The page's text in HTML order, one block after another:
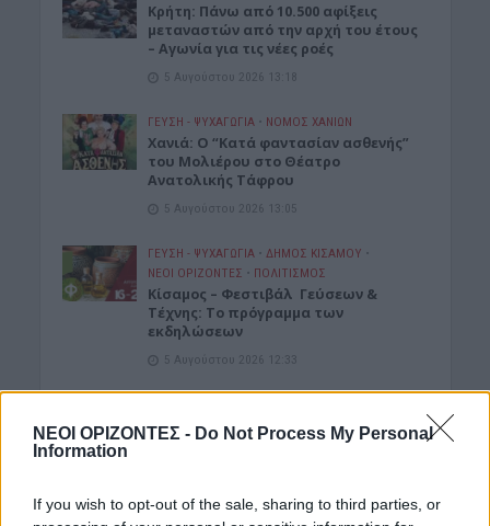
ΝΕΟΙ ΟΡΙΖΟΝΤΕΣ - Do Not Process My Personal
Information
If you wish to opt-out of the sale, sharing to third parties, or
Κρήτη: Πάνω από 10.500 αφίξεις
μεταναστών από την αρχή του έτους
– Αγωνία για τις νέες ροές
5 Αυγούστου 2026 13:18
ΓΕΎΣΗ - ΨΥΧΑΓΩΓΊΑ • ΝΟΜΌΣ ΧΑΝΊΩΝ
Χανιά: Ο “Κατά φαντασίαν ασθενής”
του Μολιέρου στο Θέατρο
Ανατολικής Τάφρου
5 Αυγούστου 2026 13:05
ΓΕΎΣΗ - ΨΥΧΑΓΩΓΊΑ • ΔΉΜΟΣ ΚΙΣΆΜΟΥ •
ΝΕΟΙ ΟΡΙΖΟΝΤΕΣ • ΠΟΛΙΤΙΣΜΟΣ
Κίσαμος – Φεστιβάλ Γεύσεων &
Τέχνης: Το πρόγραμμα των
εκδηλώσεων
5 Αυγούστου 2026 12:33
Κίσαμος: Παραδοσιακό πανηγύρι στα
Πατεριανά Λουσακιών